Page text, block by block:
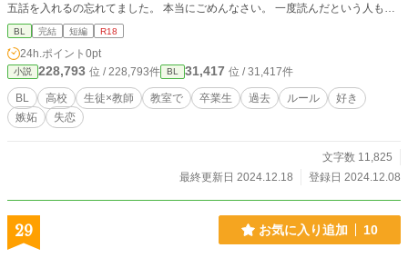
五話を入れるの忘れてました。 本当にごめんなさい。 一度読んだという人も、
第五話だけ読んでいただくと嬉しいです。 ヤキモチをやく真那斗と、いつにな
く大胆になる直史が描かれています。
BL 完結 短編 R18
24h.ポイント 0pt
小説 228,793 位 / 228,793件 BL 31,417 位 / 31,417件
BL 高校 生徒×教師 教室で 卒業生 過去 ルール
好き
嫉妬
失恋
文字数 11,825
最終更新日 2024.12.18
登録日 2024.12.08
29 お気に入り追加 10